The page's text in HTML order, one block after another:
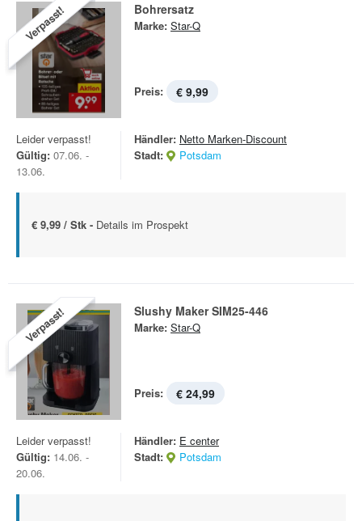
Verpasst! Bohrersatz
Marke: Star-Q
Preis: € 9,99
Leider verpasst!
Gültig: 07.06. -
13.06.
Händler: Netto Marken-Discount
Stadt:
Potsdam
€ 9,99 / Stk - Details im Prospekt
Verpasst! Slushy Maker SIM25-446
Marke: Star-Q
Preis: € 24,99
Leider verpasst!
Gültig: 14.06. -
20.06.
Händler: E center
Stadt:
Potsdam